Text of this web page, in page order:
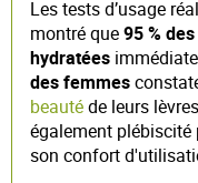
Les tests d’usage
montré que95 %
hydratées
des femmes
beautéde leurs
également
son confort